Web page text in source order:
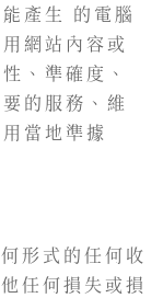
產生 的電腦
網站內容或
、準確度、
的服務、維
當地準據
形式的任何收
任何損失或損